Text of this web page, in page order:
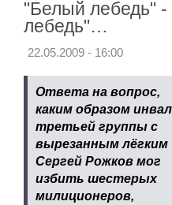
"Белый лебедь" -
лебедь"…
22.05.2009 - 16:00
Ответа на вопрос,
каким образом
третьей группы с
вырезанным лёгким
Сергей Рожков мог
избить шестерых
милиционеров,